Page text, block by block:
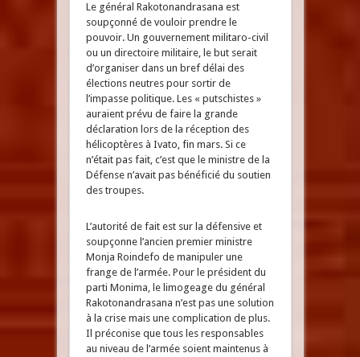
Le général Rakotonandrasana est
soupçonné de vouloir prendre le
pouvoir. Un gouvernement militaro-civil
ou un directoire militaire, le but serait
d’organiser dans un bref délai des
élections neutres pour sortir de
l’impasse politique. Les « putschistes »
auraient prévu de faire la grande
déclaration lors de la réception des
hélicoptères à Ivato, fin mars. Si ce
n’était pas fait, c’est que le ministre de la
Défense n’avait pas bénéficié du soutien
des troupes.
L’autorité de fait est sur la défensive et
soupçonne l’ancien premier ministre
Monja Roindefo de manipuler une
frange de l’armée. Pour le président du
parti Monima, le limogeage du général
Rakotonandrasana n’est pas une solution
à la crise mais une complication de plus.
Il préconise que tous les responsables
au niveau de l’armée soient maintenus à